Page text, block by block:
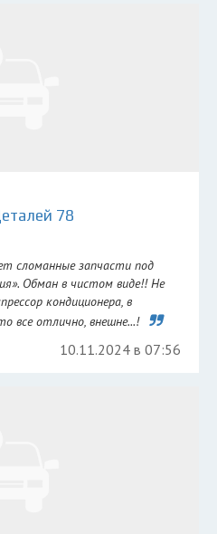
78
сломанные запчасти под
Обман в чистом виде!! Не
кондиционера, в
все отлично, внешне...!
10.11.2024 в 07:56